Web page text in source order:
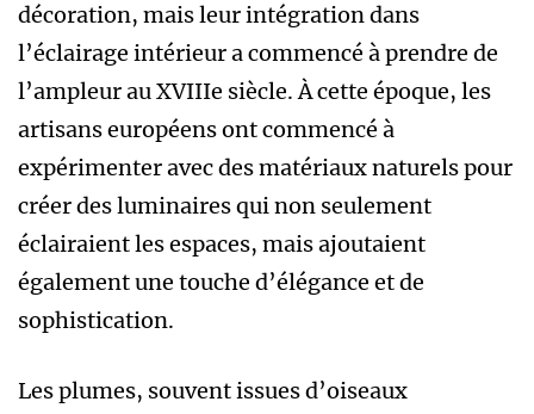
décoration, mais leur intégration dans
l’éclairage intérieur a commencé à prendre de
l’ampleur au XVIIIe siècle. À cette époque, les
artisans européens ont commencé à
expérimenter avec des matériaux naturels pour
créer des luminaires qui non seulement
éclairaient les espaces, mais ajoutaient
également une touche d’élégance et de
sophistication.
Les plumes, souvent issues d’oiseaux